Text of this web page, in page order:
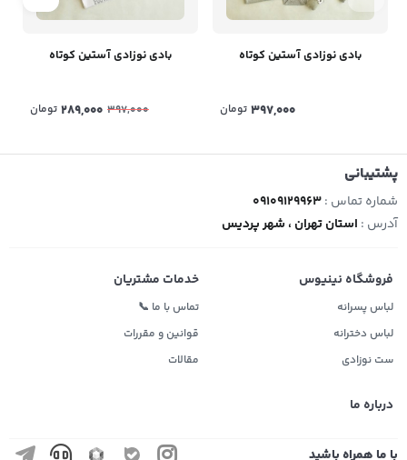
بادی نوزادی آستین کوتاه
397,000 تومان
بادی نوزادی آستین کوتاه
397,000
289,000 تومان
پشتیبانی
شماره تماس :09109129963
آدرس : استان تهران ، شهر پردیس
فروشگاه نینیوس
لباس پسرانه
لباس دخترانه
ست نوزادی
خدمات مشتریان
تماس با ما 📞
قوانین و مقررات
مقالات
درباره ما
با ما همراه باشید